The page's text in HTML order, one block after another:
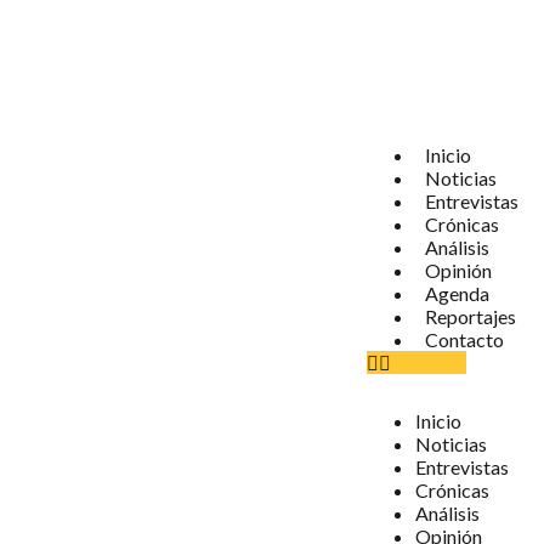
Inicio
Noticias
Entrevistas
Crónicas
Análisis
Opinión
Agenda
Reportajes
Contacto
Inicio
Noticias
Entrevistas
Crónicas
Análisis
Opinión